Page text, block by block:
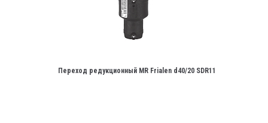
Переход редукционный MR Frialen d40/20 SDR11